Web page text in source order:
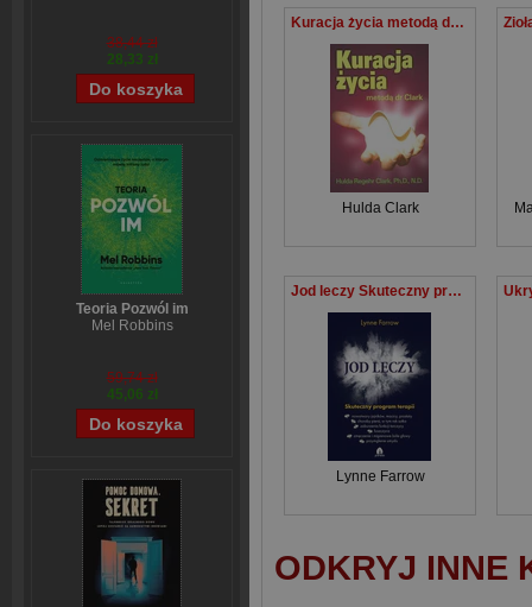
38,44 zł
28,33 zł
Teoria Pozwól im
Mel Robbins
59,74 zł
45,06 zł
Kuracja życia metodą dr Clark
Hulda Clark
Jod leczy Skuteczny program terapii
Lynne Farrow
ODKRYJ INNE